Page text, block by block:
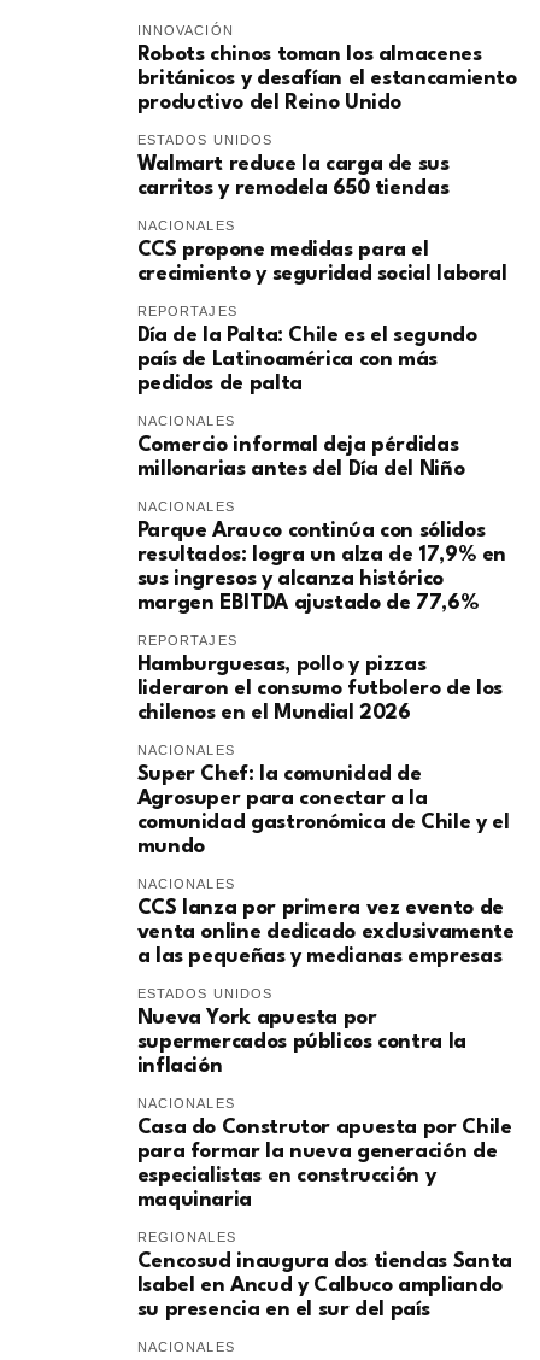
INNOVACIÓN
Robots chinos toman los almacenes
británicos y desafían el estancamiento
productivo del Reino Unido
ESTADOS UNIDOS
Walmart reduce la carga de sus
carritos y remodela 650 tiendas
NACIONALES
CCS propone medidas para el
crecimiento y seguridad social laboral
REPORTAJES
Día de la Palta: Chile es el segundo
país de Latinoamérica con más
pedidos de palta
NACIONALES
Comercio informal deja pérdidas
millonarias antes del Día del Niño
NACIONALES
Parque Arauco continúa con sólidos
resultados: logra un alza de 17,9% en
sus ingresos y alcanza histórico
margen EBITDA ajustado de 77,6%
REPORTAJES
Hamburguesas, pollo y pizzas
lideraron el consumo futbolero de los
chilenos en el Mundial 2026
NACIONALES
Super Chef: la comunidad de
Agrosuper para conectar a la
comunidad gastronómica de Chile y el
mundo
NACIONALES
CCS lanza por primera vez evento de
venta online dedicado exclusivamente
a las pequeñas y medianas empresas
ESTADOS UNIDOS
Nueva York apuesta por
supermercados públicos contra la
inflación
NACIONALES
Casa do Construtor apuesta por Chile
para formar la nueva generación de
especialistas en construcción y
maquinaria
REGIONALES
Cencosud inaugura dos tiendas Santa
Isabel en Ancud y Calbuco ampliando
su presencia en el sur del país
NACIONALES